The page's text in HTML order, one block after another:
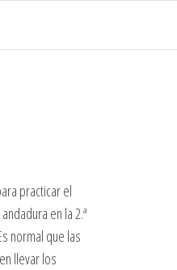
practicar el
en la 2.ª
normal que las
llevar los